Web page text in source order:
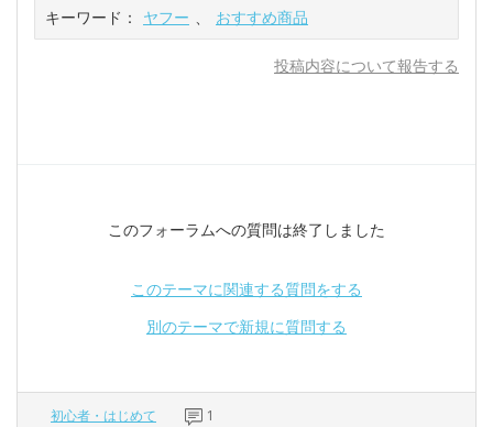
キーワード： ヤフー 、 おすすめ商品
投稿内容について報告する
このフォーラムへの質問は終了しました
このテーマに関連する質問をする
別のテーマで新規に質問する
初心者・はじめて 1